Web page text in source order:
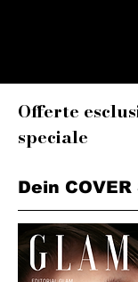
Dein
Offerte
speciale